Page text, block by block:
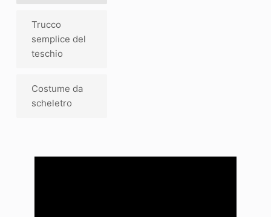
Trucco
semplice del
teschio
Costume da
scheletro